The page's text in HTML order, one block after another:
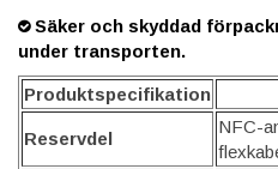
Säker och skyddad
under transporten.
Produktspecifikation
Reservdel
NFC-